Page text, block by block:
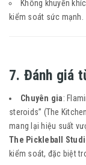
Không khuyến
kiểm soát sức mạnh.
7. Đánh giá
Chuyên gia:
steroids” (The
mang lại hiệu suất
The Pickleball
kiểm soát, đặc biệt